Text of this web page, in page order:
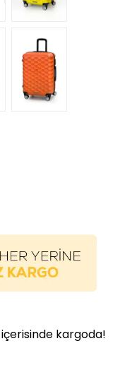
kargoda!